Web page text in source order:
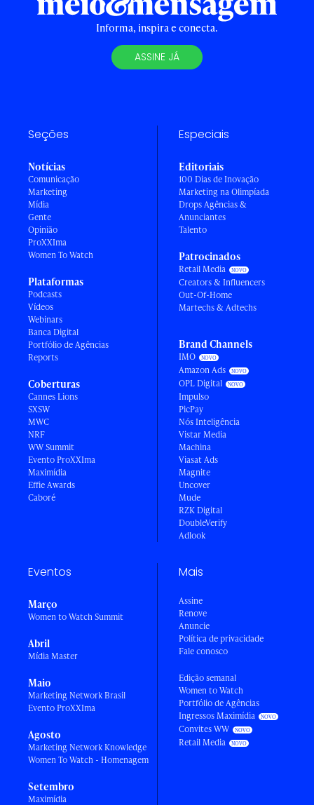
Informa, inspira e conecta.
ASSINE JÁ
Seções
Notícias
Comunicação
Marketing
Mídia
Gente
Opinião
ProXXIma
Women To Watch
Plataformas
Podcasts
Vídeos
Webinars
Banca Digital
Portfólio de Agências
Reports
Coberturas
Cannes Lions
SXSW
MWC
NRF
WW Summit
Evento ProXXIma
Maximídia
Effie Awards
Caboré
Especiais
Editoriais
100 Dias de Inovação
Marketing na Olimpíada
Drops Agências &
Anunciantes
Talento
Patrocinados
Retail Media
Creators & Influencers
Out-Of-Home
Martechs & Adtechs
Brand Channels
IMO
Amazon Ads
OPL Digital
Impulso
PicPay
Nós Inteligência
Vistar Media
Machina
Viasat Ads
Magnite
Uncover
Mude
RZK Digital
DoubleVerify
Adlook
Eventos
Março
Women to Watch Summit
Abril
Mídia Master
Maio
Marketing Network Brasil
Evento ProXXIma
Agosto
Marketing Network Knowledge
Women To Watch - Homenagem
Setembro
Maximídia
Mais
Assine
Renove
Anuncie
Política de privacidade
Fale conosco
Edição semanal
Women to Watch
Portfólio de Agências
Ingressos Maximídia
Convites WW
Retail Media